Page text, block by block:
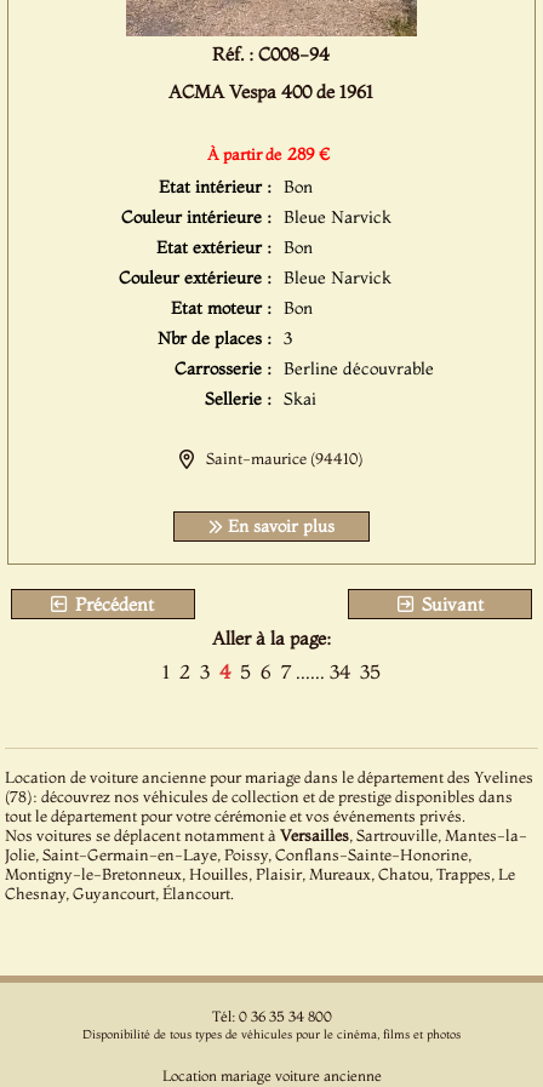
Réf. : C008-94
ACMA Vespa 400 de 1961
À partir de 289 €
Etat intérieur : Bon
Couleur intérieure : Bleue Narvick
Etat extérieur : Bon
Couleur extérieure : Bleue Narvick
Etat moteur : Bon
Nbr de places : 3
Carrosserie : Berline découvrable
Sellerie : Skai
Saint-maurice (94410)
En savoir plus
Précédent
Suivant
Aller à la page:
1 2 3 4 5 6 7 ...... 34 35
Location de voiture ancienne pour mariage dans le département des Yvelines
(78): découvrez nos véhicules de collection et de prestige disponibles dans
tout le département pour votre cérémonie et vos événements privés.
Nos voitures se déplacent notamment àVersailles , Sartrouville, Mantes-la-
Jolie, Saint-Germain-en-Laye, Poissy, Conflans-Sainte-Honorine,
Montigny-le-Bretonneux, Houilles, Plaisir, Mureaux, Chatou, Trappes, Le
Chesnay, Guyancourt, Élancourt.
Tél: 0 36 35 34 800
Disponibilité de tous types de véhicules pour le cinéma, films et photos
Location mariage voiture ancienne